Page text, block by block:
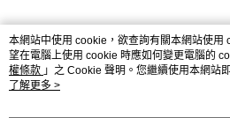
熱門標籤
本網站中使用 cookie，欲查詢有關本網站使用
望在電腦上使用 cookie 時應如何變更電腦的
權條款 」之 Cookie 聲明。您繼續使用本網站
用條款之 Cookie 聲明使用 cookie。
了解更多 >